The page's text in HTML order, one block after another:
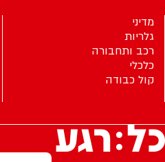
מדיני
גלריות
רכב ותחבורה
כלכלי
קול כבודה